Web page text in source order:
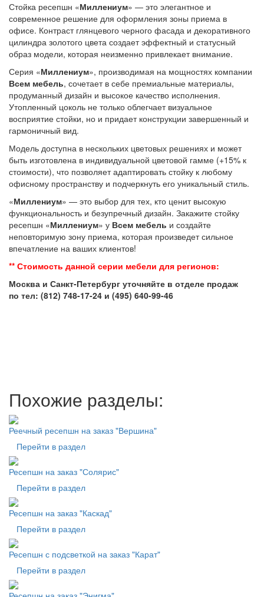
Стойка ресепшн «Миллениум» — это элегантное и
современное решение для оформления зоны приема в
офисе. Контраст глянцевого черного фасада и декоративного
цилиндра золотого цвета создает эффектный и статусный
образ модели, которая неизменно привлекает внимание.
Серия «Миллениум», производимая на мощностях компании
Всем мебель, сочетает в себе премиальные материалы,
продуманный дизайн и высокое качество исполнения.
Утопленный цоколь не только облегчает визуальное
восприятие стойки, но и придает конструкции завершенный и
гармоничный вид.
Модель доступна в нескольких цветовых решениях и может
быть изготовлена в индивидуальной цветовой гамме (+15% к
стоимости), что позволяет адаптировать стойку к любому
офисному пространству и подчеркнуть его уникальный стиль.
«Миллениум» — это выбор для тех, кто ценит высокую
функциональность и безупречный дизайн. Закажите стойку
ресепшн «Миллениум» у Всем мебель и создайте
неповторимую зону приема, которая произведет сильное
впечатление на ваших клиентов!
** Стоимость данной серии мебели для регионов:
Москва и Санкт-Петербург уточняйте в отделе продаж
по тел: (812) 748-17-24 и (495) 640-99-46
Похожие разделы:
Реечный ресепшн на заказ "Вершина"
Перейти в раздел
Ресепшн на заказ "Солярис"
Перейти в раздел
Ресепшн на заказ "Каскад"
Перейти в раздел
Ресепшн с подсветкой на заказ "Карат"
Перейти в раздел